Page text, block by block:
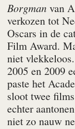
Borgman van
verkozen tot
Oscars in de
Film Award.
niet
2005 en 2009
paste het
sloot twee
echter
niet zo nauw